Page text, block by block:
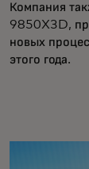
Компания
9850X3D,
новых
этого года.